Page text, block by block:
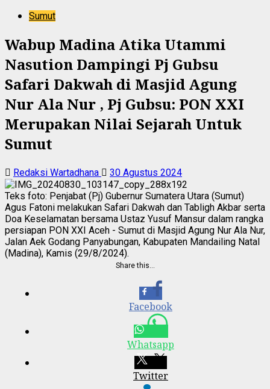
Sumut
Wabup Madina Atika Utammi
Nasution Dampingi Pj Gubsu
Safari Dakwah di Masjid Agung
Nur Ala Nur , Pj Gubsu: PON XXI
Merupakan Nilai Sejarah Untuk
Sumut
Redaksi Wartadhana 30 Agustus 2024
Teks foto: Penjabat (Pj) Gubernur Sumatera Utara (Sumut)
Agus Fatoni melakukan Safari Dakwah dan Tabligh Akbar serta
Doa Keselamatan bersama Ustaz Yusuf Mansur dalam rangka
persiapan PON XXI Aceh - Sumut di Masjid Agung Nur Ala Nur,
Jalan Aek Godang Panyabungan, Kabupaten Mandailing Natal
(Madina), Kamis (29/8/2024).
Share this…
Facebook
Whatsapp
Twitter